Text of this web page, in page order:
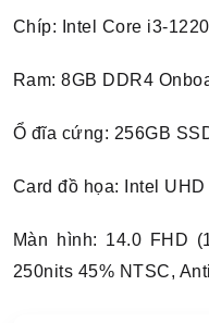
Chíp: Intel Core i3-
Ram: 8GB DDR4
Ổ đĩa cứng: 256GB
Card đồ họa: Intel UHD
Màn hình: 14.0 FHD
250nits 45% NTSC,